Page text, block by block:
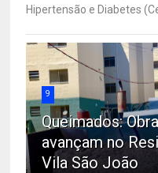
Hipertensão e Diabetes
9
Queimados:
avançam no
Vila São João